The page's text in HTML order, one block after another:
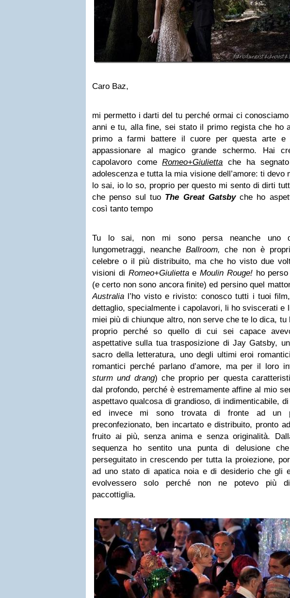
Caro Baz,
mi permetto i darti del tu perché ormai ci
anni e tu, alla fine, sei stato il primo regista che ho
primo a farmi battere il cuore per questa arte e
appassionare al magico grande schermo. Hai
capolavoro comeRomeo+Giulietta che ha
adolescenza e tutta la mia visione dell’amore: ti devo
lo sai, io lo so, proprio per questo mi sento di dirti
che penso sul tuo The Great Gatsbyche ho
così tanto tempo
Tu lo sai, non mi sono persa neanche uno
lungometraggi, neanche Ballroom, che non è
celebre o il più distribuito, ma che ho visto due
visioni di Romeo+GiuliettaeMoulin Rouge!ho perso
(e certo non sono ancora finite) ed persino quel
Australia l’ho visto e rivisto: conosco tutti i tuoi
dettaglio, specialmente i capolavori, li ho sviscerati e
miei più di chiunque altro, non serve che te lo dica, tu
proprio perché so quello di cui sei capace
aspettative sulla tua trasposizione di Jay Gatsby,
sacro della letteratura, uno degli ultimi eroi
romantici perché parlano d’amore, ma per il loro
sturm und drang) che proprio per questa
dal profondo, perché è estremamente affine al mio
aspettavo qualcosa di grandioso, di indimenticabile,
ed invece mi sono trovata di fronte ad un
preconfezionato, ben incartato e distribuito, pronto
fruito ai più, senza anima e senza originalità.
sequenza ho sentito una punta di delusione
perseguitato in crescendo per tutta la proiezione,
ad uno stato di apatica noia e di desiderio che gli
evolvessero solo perché non ne potevo più
paccottiglia.